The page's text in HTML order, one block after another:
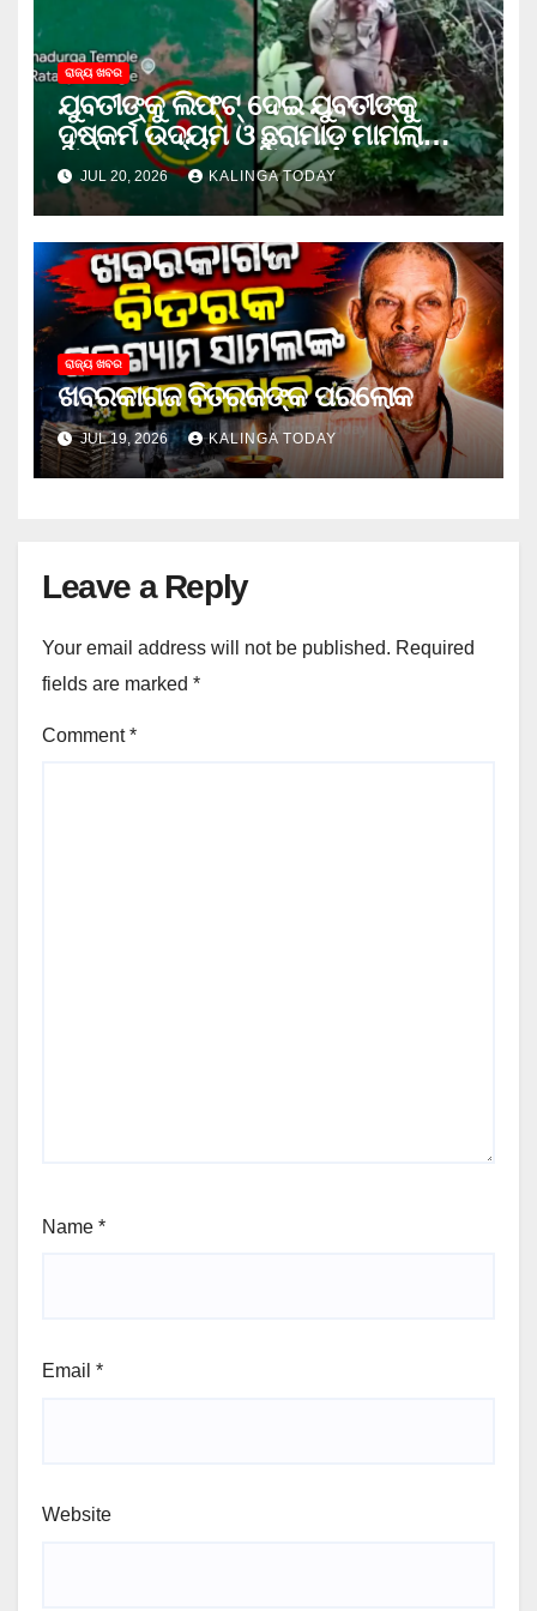
ରାଜ୍ୟ ଖବର
ଯୁବତୀଙ୍କୁ ଲିଫ୍‌ଟ୍‌ ଦେଇ ଯୁବତୀଙ୍କୁ
ଦୁଷ୍କର୍ମ ଉଦ୍ୟମ ଓ ଛୁରାମାଡ଼ ମାମଲାରେ
ଜେଲ ଗଲା ଅଭିଯୁକ୍ତ
JUL 20, 2026 KALINGA TODAY
ରାଜ୍ୟ ଖବର
ଖବରକାଗଜ ବିତରକଙ୍କ ପରଲୋକ
JUL 19, 2026 KALINGA TODAY
Leave a Reply
Your email address will not be published. Required
fields are marked *
Comment*
Name *
Email *
Website